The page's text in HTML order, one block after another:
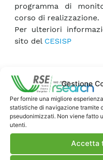
Gestione
Per fornire una migliore
statistiche di navigazione tramite
pseudonimizzati. Non viene fatto
utenti.
Accetta
programma di
corso di realizzazione.
Per ulteriori
sito del CESISP